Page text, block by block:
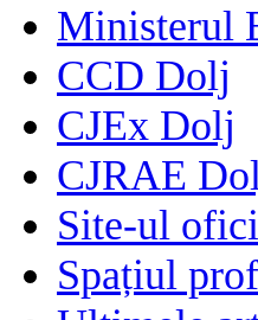
Ministerul
CCD Dolj
CJEx Dolj
CJRAE
Site-ul
Spațiul